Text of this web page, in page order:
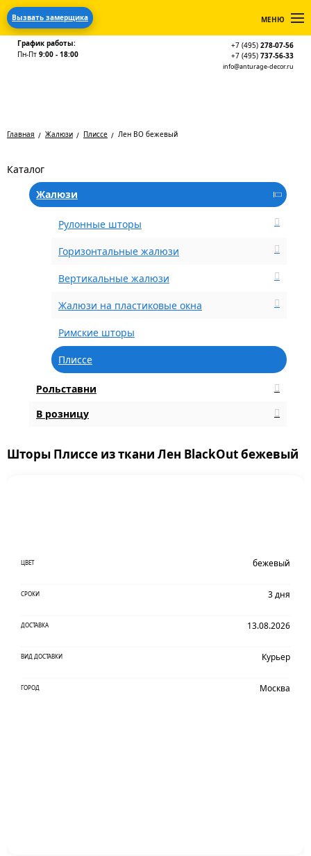
Вызвать замерщика МЕНЮ
График работы:
Пн-Пт 9:00 - 18:00
+7 (495) 278-07-56
+7 (495) 737-56-33
info@anturage-decor.ru
Главная Жалюзи Плиссе Лен BO бежевый
Каталог
Жалюзи
Рулонные шторы
Горизонтальные жалюзи
Вертикальные жалюзи
Жалюзи на пластиковые окна
Римские шторы
Плиссе
Рольставни
В розницу
Шторы Плиссе из ткани Лен BlackOut бежевый
ЦВЕТ бежевый
СРОКИ 3 дня
ДОСТАВКА 13.08.2026
ВИД ДОСТАВКИ Курьер
ГОРОД Москва